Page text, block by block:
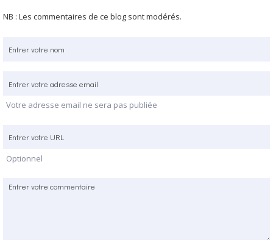
NB : Les commentaires de ce blog sont modérés.
Votre adresse email ne sera pas publiée
Optionnel